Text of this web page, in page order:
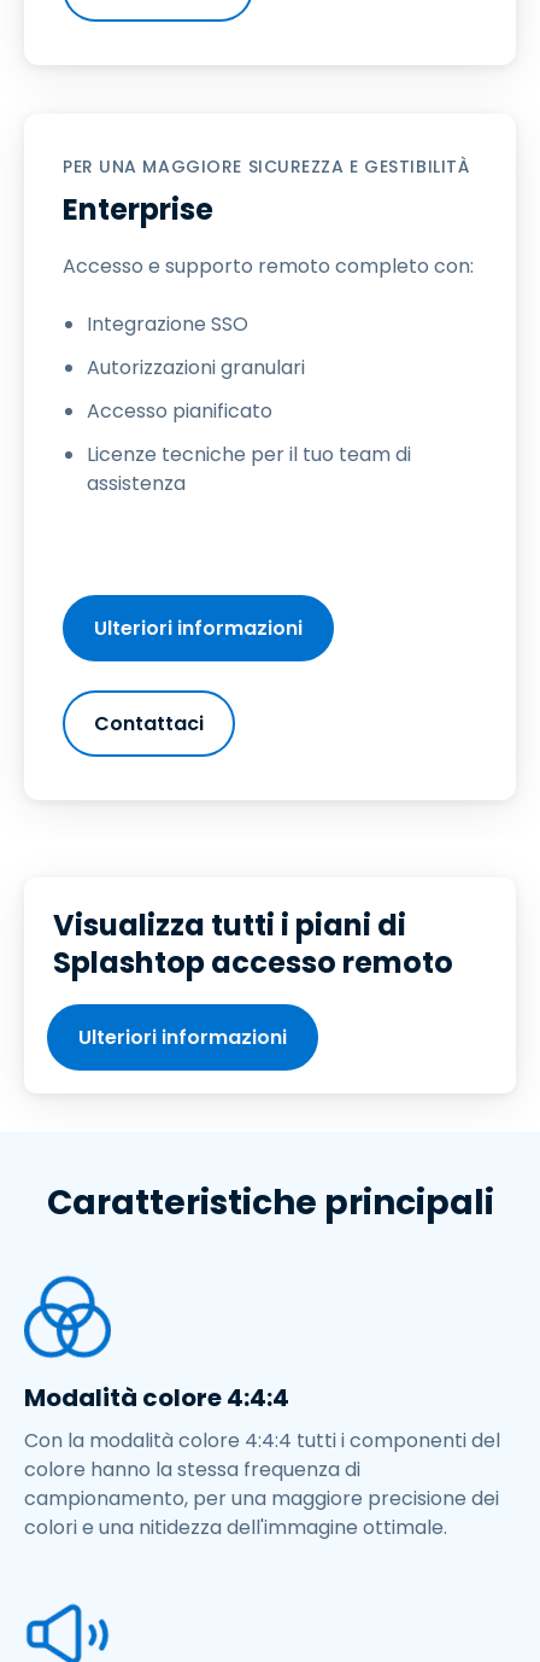
PER UNA MAGGIORE SICUREZZA E GESTIBILITÀ
Enterprise
Accesso e supporto remoto completo con:
Integrazione SSO
Autorizzazioni granulari
Accesso pianificato
Licenze tecniche per il tuo team di
assistenza
Ulteriori informazioni
Contattaci
Visualizza tutti i piani di
Splashtop accesso remoto
Ulteriori informazioni
Caratteristiche principali
Modalità colore 4:4:4
Con la modalità colore 4:4:4 tutti i componenti del
colore hanno la stessa frequenza di
campionamento, per una maggiore precisione dei
colori e una nitidezza dell'immagine ottimale.